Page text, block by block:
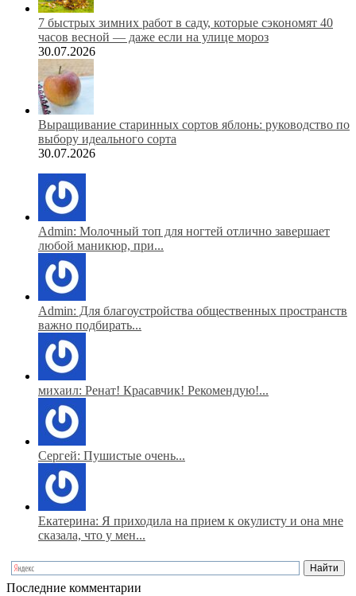
7 быстрых зимних работ в саду, которые сэкономят 40
часов весной — даже если на улице мороз
30.07.2026
Выращивание старинных сортов яблонь: руководство по
выбору идеального сорта
30.07.2026
Admin: Молочный топ для ногтей отлично завершает
любой маникюр, при...
Admin: Для благоустройства общественных пространств
важно подбирать...
михаил: Ренат! Красавчик! Рекомендую!...
Сергей: Пушистые очень...
Екатерина: Я приходила на прием к окулисту и она мне
сказала, что у мен...
Последние комментарии